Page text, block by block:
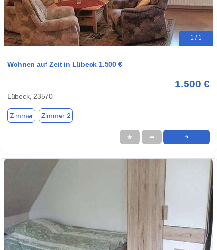
1 / 1
Wohnen auf Zeit in Lübeck 1.500 €
1.500 €
Lübeck, 23570
Zimmer Zimmer 2
★ ➦ ➜